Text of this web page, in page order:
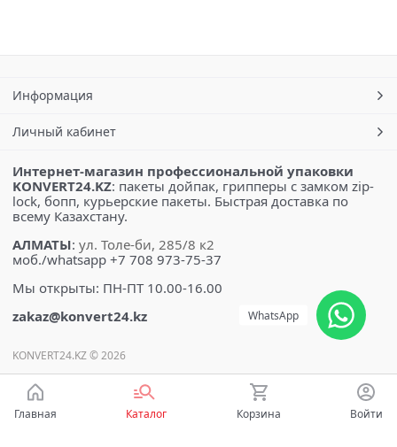
Информация
Личный кабинет
Интернет-магазин профессиональной упаковки
KONVERT24.KZ: пакеты дойпак, грипперы с замком zip-
lock, бопп, курьерские пакеты. Быстрая доставка по
всему Казахстану.
АЛМАТЫ: ул. Толе-би, 285/8 к2
моб./whatsapp +7 708 973-75-37
Мы открыты: ПН-ПТ 10.00-16.00
zakaz@konvert24.kz
KONVERT24.KZ © 2026
Главная Каталог Корзина Войти
WhatsApp